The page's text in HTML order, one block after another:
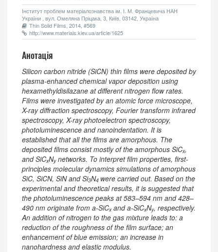
Інститут проблем матеріалознавства ім. І. М. Францевича НАН
України , вул. Омеляна Пріцака, 3, Київ, 03142, Україна
Thin Solid Films, 2014, #569
http://www.materials.kiev.ua/article/1625
Анотація
Silicon carbon nitride (SiCN) thin films were deposited by
plasma-enhanced chemical vapor deposition using
hexamethyldisilazane at different nitrogen flow rates.
Films were investigated by an atomic force microscope,
X-ray diffraction spectroscopy, Fourier transform infrared
spectroscopy, X-ray photoelectron spectroscopy,
photoluminescence and nanoindentation. It is
established that all the films are amorphous. The
deposited films consist mostly of the amorphous SiCx,
and SiCxNynetworks. To interpret film properties, first-
principles molecular dynamics simulations of amorphous
SiC, SiCN, SiN and Si3N4 were carried out. Based on the
experimental and theoretical results, it is suggested that
the photoluminescence peaks at 583–594 nm and 428–
490 nm originate from a-SiCxand a-SiCxNy, respectively.
An addition of nitrogen to the gas mixture leads to: a
reduction of the roughness of the film surface; an
enhancement of blue emission; an increase in
nanohardness and elastic modulus.